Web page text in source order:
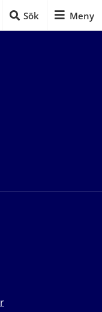
Sök Meny